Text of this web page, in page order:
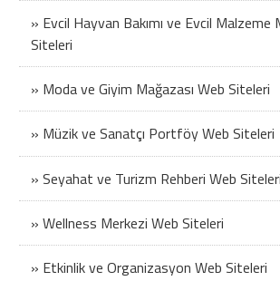
» Evcil Hayvan Bakımı ve Evcil Malzeme
Siteleri
» Moda ve Giyim Mağazası Web Siteleri
» Müzik ve Sanatçı Portföy Web Siteleri
» Seyahat ve Turizm Rehberi Web Siteleri
» Wellness Merkezi Web Siteleri
» Etkinlik ve Organizasyon Web Siteleri